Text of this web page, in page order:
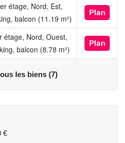
étage, Nord, Est,
balcon (11.19 m²)
Plan
étage, Nord, Ouest,
balcon (8.78 m²)
Plan
les biens (7)
€